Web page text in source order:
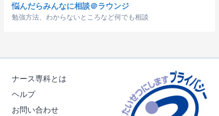
悩んだらみんなに相談＠ラウンジ
勉強方法、わからないところなど何でも相談
ナース専科とは
ヘルプ
お問い合わせ